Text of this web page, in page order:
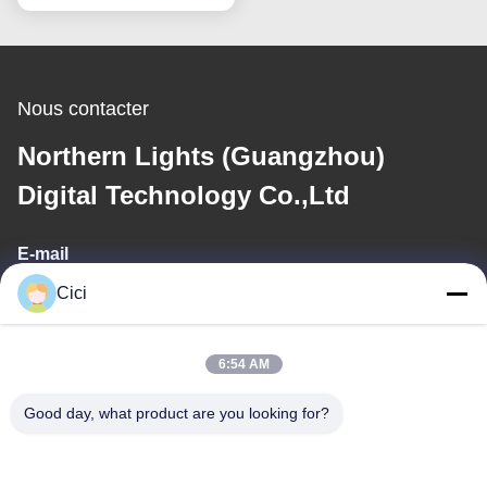
Nous contacter
Northern Lights (Guangzhou)
Digital Technology Co.,Ltd
E-mail
sales03@bjgprojection.com
Adresse
Cici
6:54 AM
Good day, what product are you looking for?